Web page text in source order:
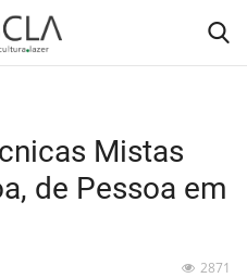
Mistas
de Pessoa em
2871